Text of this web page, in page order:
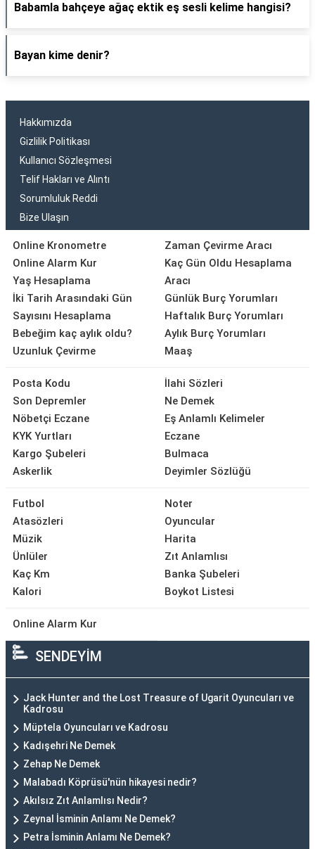
Babamla bahçeye ağaç ektik eş sesli kelime hangisi?
Bayan kime denir?
Hakkımızda
Gizlilik Politikası
Kullanıcı Sözleşmesi
Telif Hakları ve Alıntı
Sorumluluk Reddi
Bize Ulaşın
Online Kronometre
Online Alarm Kur
Yaş Hesaplama
İki Tarih Arasındaki Gün
Sayısını Hesaplama
Bebeğim kaç aylık oldu?
Uzunluk Çevirme
Zaman Çevirme Aracı
Kaç Gün Oldu Hesaplama
Aracı
Günlük Burç Yorumları
Haftalık Burç Yorumları
Aylık Burç Yorumları
Maaş
Posta Kodu
Son Depremler
Nöbetçi Eczane
KYK Yurtları
Kargo Şubeleri
Askerlik
İlahi Sözleri
Ne Demek
Eş Anlamlı Kelimeler
Eczane
Bulmaca
Deyimler Sözlüğü
Futbol
Atasözleri
Müzik
Ünlüler
Kaç Km
Kalori
Noter
Oyuncular
Harita
Zıt Anlamlısı
Banka Şubeleri
Boykot Listesi
Online Alarm Kur
SENDEYİM
Jack Hunter and the Lost Treasure of Ugarit Oyuncuları ve
Kadrosu
Müptela Oyuncuları ve Kadrosu
Kadışehri Ne Demek
Zehap Ne Demek
Malabadı Köprüsü'nün hikayesi nedir?
Akılsız Zıt Anlamlısı Nedir?
Zeynal İsminin Anlamı Ne Demek?
Petra İsminin Anlamı Ne Demek?